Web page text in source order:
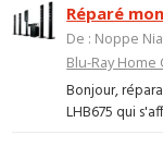
Réparé
De : Noppe
Blu-Ray Home
Bonjour,
LHB675 qui